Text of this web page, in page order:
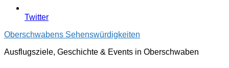
Twitter
Oberschwabens Sehenswürdigkeiten
Ausflugsziele, Geschichte & Events in Oberschwaben